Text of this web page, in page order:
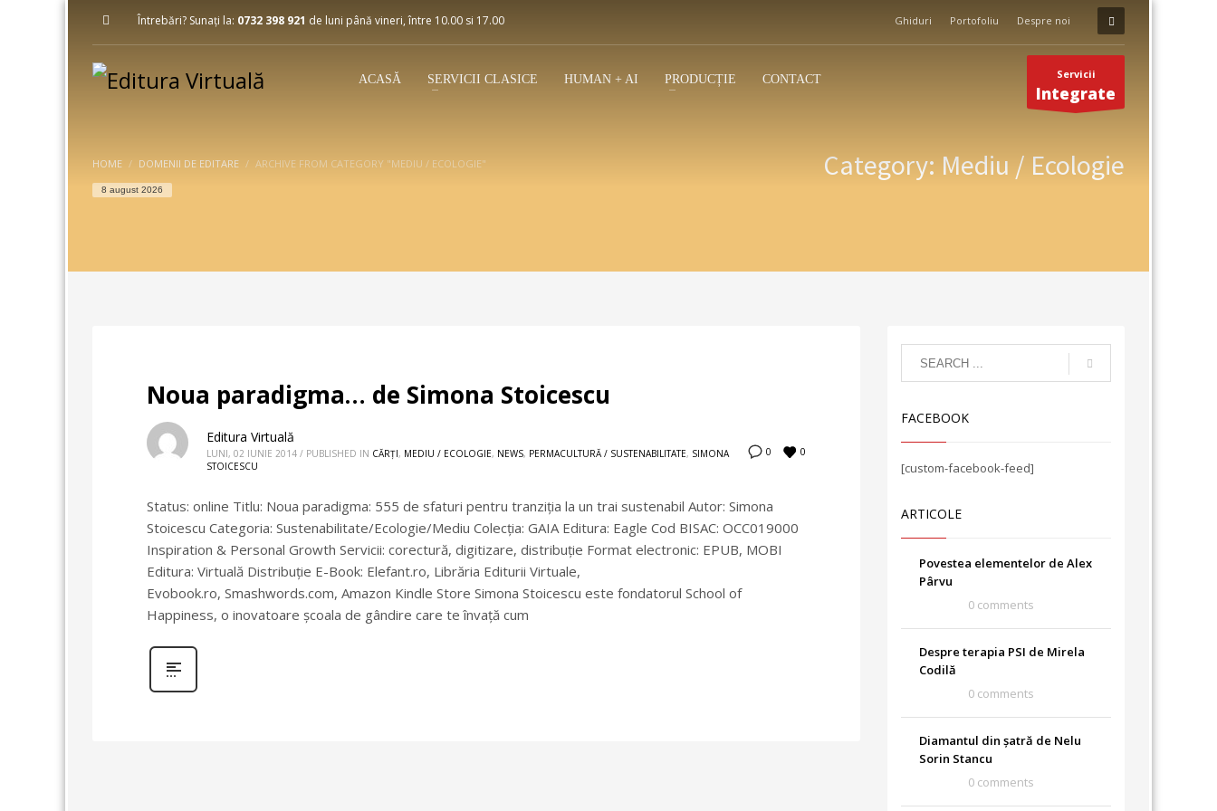
Întrebări? Sunați la: 0732 398 921 de luni până vineri, între 10.00 si 17.00 Ghiduri Portofoliu Despre noi
ACASĂ SERVICII CLASICE HUMAN + AI PRODUCȚIE CONTACT Servicii
Integrate
HOME DOMENII DE EDITARE ARCHIVE FROM CATEGORY "MEDIU / ECOLOGIE"
8 august 2026
Category: Mediu / Ecologie
Noua paradigma… de Simona Stoicescu
0 0
Editura Virtuală
LUNI, 02 IUNIE 2014 / PUBLISHED IN CĂRȚI, MEDIU / ECOLOGIE, NEWS, PERMACULTURĂ / SUSTENABILITATE, SIMONA
STOICESCU
Status: online Titlu: Noua paradigma: 555 de sfaturi pentru tranziția la un trai sustenabil Autor: Simona
Stoicescu Categoria: Sustenabilitate/Ecologie/Mediu Colecţia: GAIA Editura: Eagle Cod BISAC: OCC019000
Inspiration & Personal Growth Servicii: corectură, digitizare, distribuţie Format electronic: EPUB, MOBI
Editura: Virtuală Distribuție E-Book: Elefant.ro, Librăria Editurii Virtuale,
Evobook.ro, Smashwords.com, Amazon Kindle Store Simona Stoicescu este fondatorul School of
Happiness, o inovatoare școala de gândire care te învață cum
FACEBOOK
[custom-facebook-feed]
ARTICOLE
Povestea elementelor de Alex
Pârvu
0 comments
Despre terapia PSI de Mirela
Codilă
0 comments
Diamantul din șatră de Nelu
Sorin Stancu
0 comments